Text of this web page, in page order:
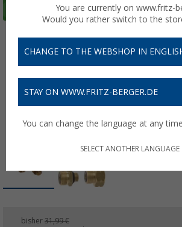
bisher 31,99 €
You are currently on www.fritz-
Would you rather switch to the
CHANGE TO THE WEBSHOP IN
STAY ON WWW.FRITZ-BERGER.DE
You can change the language at any
SELECT ANOTHER LANGUAGE